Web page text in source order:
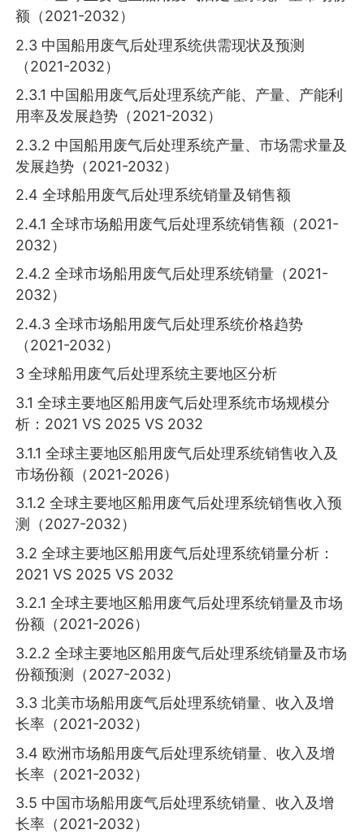
额（2021-2032）
2.3 中国船用废气后处理系统供需现状及预测
（2021-2032）
2.3.1 中国船用废气后处理系统产能、产量、产能利
用率及发展趋势（2021-2032）
2.3.2 中国船用废气后处理系统产量、市场需求量及
发展趋势（2021-2032）
2.4 全球船用废气后处理系统销量及销售额
2.4.1 全球市场船用废气后处理系统销售额（2021-
2032）
2.4.2 全球市场船用废气后处理系统销量（2021-
2032）
2.4.3 全球市场船用废气后处理系统价格趋势
（2021-2032）
3 全球船用废气后处理系统主要地区分析
3.1 全球主要地区船用废气后处理系统市场规模分
析：2021 VS 2025 VS 2032
3.1.1 全球主要地区船用废气后处理系统销售收入及
市场份额（2021-2026）
3.1.2 全球主要地区船用废气后处理系统销售收入预
测（2027-2032）
3.2 全球主要地区船用废气后处理系统销量分析：
2021 VS 2025 VS 2032
3.2.1 全球主要地区船用废气后处理系统销量及市场
份额（2021-2026）
3.2.2 全球主要地区船用废气后处理系统销量及市场
份额预测（2027-2032）
3.3 北美市场船用废气后处理系统销量、收入及增
长率（2021-2032）
3.4 欧洲市场船用废气后处理系统销量、收入及增
长率（2021-2032）
3.5 中国市场船用废气后处理系统销量、收入及增
长率（2021-2032）